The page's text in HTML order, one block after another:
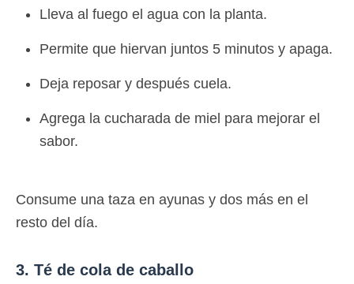
Lleva al fuego el agua con la planta.
Permite que hiervan juntos 5 minutos y apaga.
Deja reposar y después cuela.
Agrega la cucharada de miel para mejorar el
sabor.
Consume una taza en ayunas y dos más en el
resto del día.
3. Té de cola de caballo